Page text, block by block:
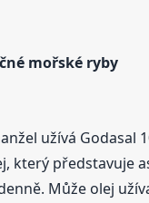
mořské ryby
užívá Godasal
který představuje
Může olej